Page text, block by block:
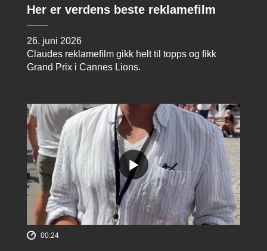
Her er verdens beste reklamefilm
26. juni 2026
Claudes reklamefilm gikk helt til topps og fikk
Grand Prix i Cannes Lions.
00:24